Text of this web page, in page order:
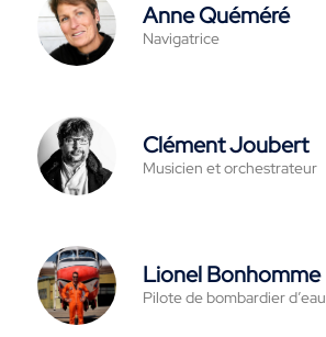
Anne Quéméré
Navigatrice
Clément Joubert
Musicien et orchestrateur
Lionel Bonhomme
Pilote de bombardier d’eau